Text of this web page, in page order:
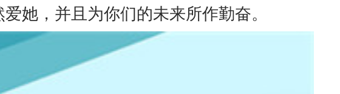
，并且为你们的未来所作勤奋。